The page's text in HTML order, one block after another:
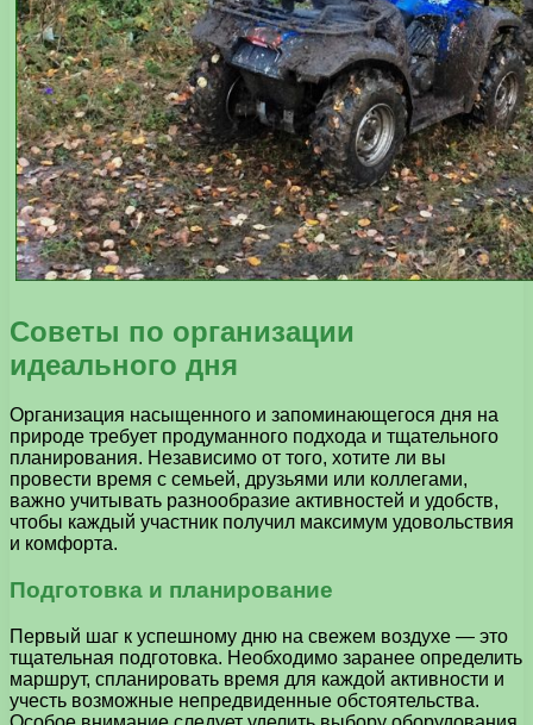
Советы по организации
идеального дня
Организация насыщенного и запоминающегося дня на
природе требует продуманного подхода и тщательного
планирования. Независимо от того, хотите ли вы
провести время с семьей, друзьями или коллегами,
важно учитывать разнообразие активностей и удобств,
чтобы каждый участник получил максимум удовольствия
и комфорта.
Подготовка и планирование
Первый шаг к успешному дню на свежем воздухе — это
тщательная подготовка. Необходимо заранее определить
маршрут, спланировать время для каждой активности и
учесть возможные непредвиденные обстоятельства.